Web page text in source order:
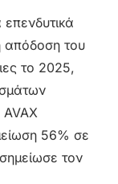
απόδοση του
το 2025,
AVAX
56% σε
τον